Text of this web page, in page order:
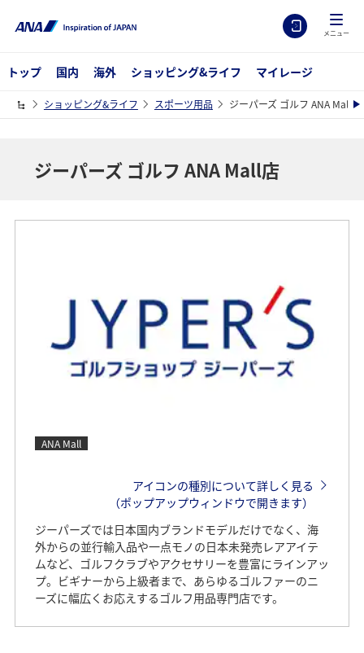
メニュー
トップ 国内 海外 ショッピング&ライフ マイレージ
ショッピング&ライフ スポーツ用品 ジーパーズ ゴルフ ANA Mall店
ジーパーズ ゴルフ ANA Mall店
ANA Mall
アイコンの種別について詳しく見る
（ポップアップウィンドウで開きます）
ジーパーズでは日本国内ブランドモデルだけでなく、海
外からの並行輸入品や一点モノの日本未発売レアアイテ
ムなど、ゴルフクラブやアクセサリーを豊富にラインアッ
プ。ビギナーから上級者まで、あらゆるゴルファーのニ
ーズに幅広くお応えするゴルフ用品専門店です。